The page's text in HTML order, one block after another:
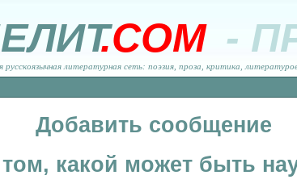
.COM -
литературная сеть: поэзия, проза, критика,
Добавить сообщение
какой может быть